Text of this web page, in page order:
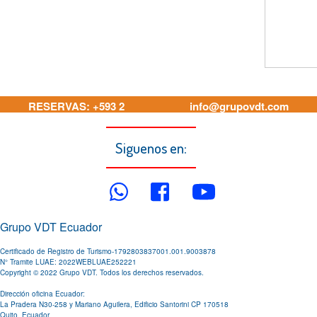
RESERVAS: +593 2
info@grupovdt.com
Siguenos en:
Grupo VDT Ecuador
Certificado de Registro de Turismo-1792803837001.001.9003878
N° Tramite LUAE: 2022WEBLUAE252221
Copyright © 2022 Grupo VDT. Todos los derechos reservados.
Dirección oficina Ecuador:
La Pradera N30-258 y Mariano Aguilera, Edificio Santorini CP 170518
Quito, Ecuador